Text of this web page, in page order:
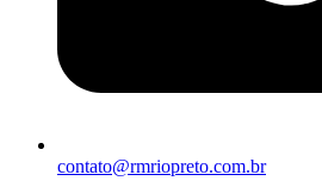
contato@rmriopreto.com.br